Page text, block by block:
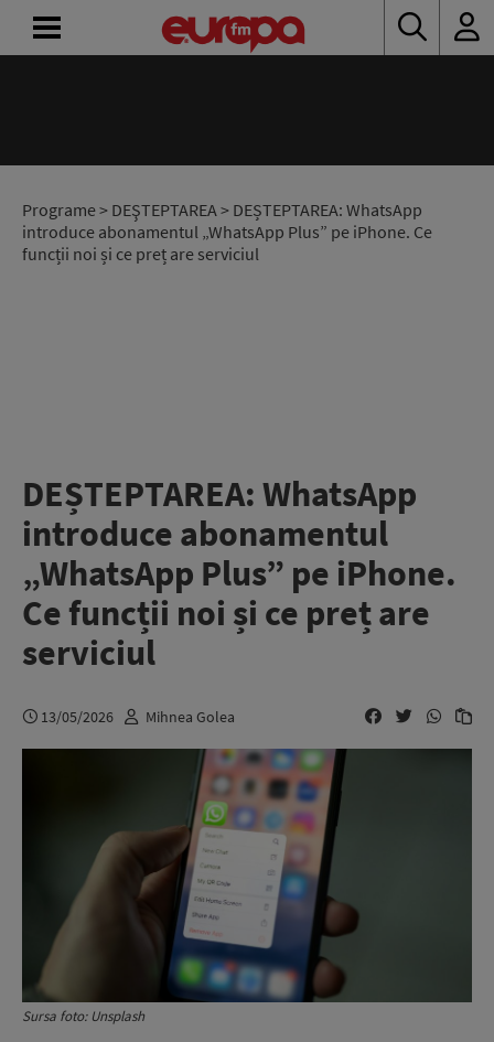
Programe> DEŞTEPTAREA> DEȘTEPTAREA: WhatsApp
introduce abonamentul „WhatsApp Plus” pe iPhone. Ce
funcții noi și ce preț are serviciul
DEȘTEPTAREA: WhatsApp
introduce abonamentul
„WhatsApp Plus” pe iPhone.
Ce funcții noi și ce preț are
serviciul
13/05/2026 Mihnea Golea
Sursa foto: Unsplash
RADIO
CONCURSURI